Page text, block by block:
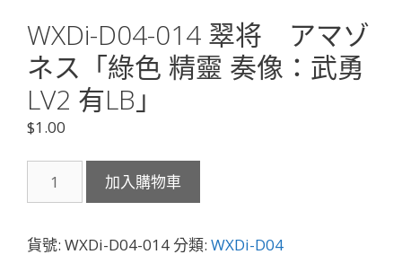
WXDi-D04-014 翠将 アマゾ
ネス「綠色 精靈 奏像：武勇
LV2 有LB」
$1.00
D04-
翠
加入購物車
貨號: WXDi-D04-014分類: WXDi-D04